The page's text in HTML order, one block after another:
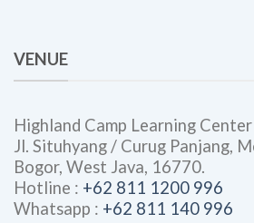
VENUE
Highland Camp Learning Center
Jl. Situhyang / Curug Panjang,
Bogor, West Java, 16770.
Hotline : +62 811 1200 996
Whatsapp : +62 811 140 996